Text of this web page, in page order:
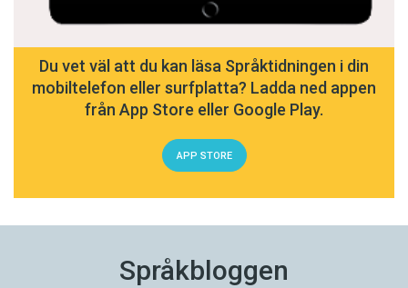
Du vet väl att du kan läsa Språktidningen i din
mobiltelefon eller surfplatta? Ladda ned appen
från App Store eller Google Play.
APP STORE
Språkbloggen